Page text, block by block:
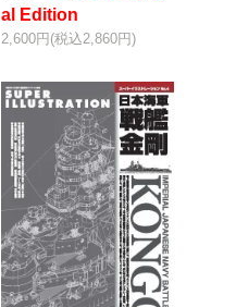
al Edition
2,600円(税込2,860円)